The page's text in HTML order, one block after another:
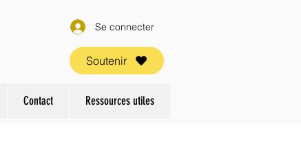
Se connecter
Soutenir
Contact Ressources utiles